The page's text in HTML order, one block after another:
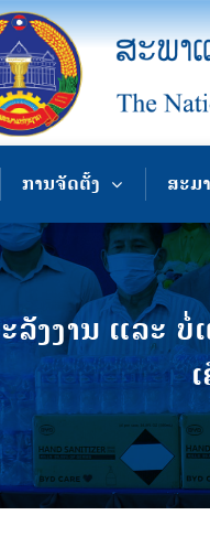
ການຈັດຕັ້ງ ສະມ
ງງານ ແລະ ບໍ່